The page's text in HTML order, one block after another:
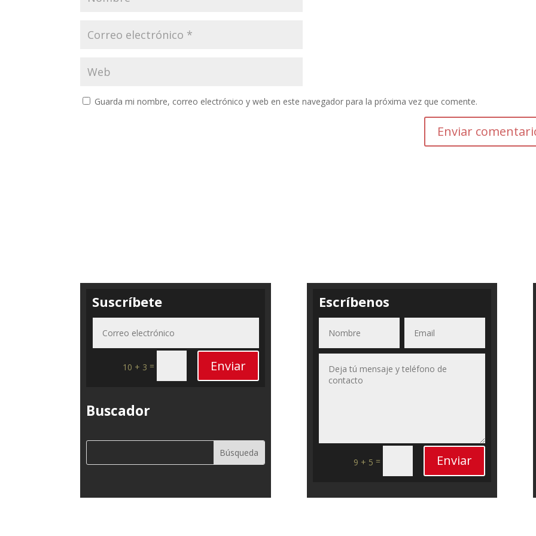
Guarda mi nombre, correo electrónico y web en este navegador para la próxima vez que comente.
Enviar
Suscríbete
10 + 3 = Enviar
Buscador
Escríbenos
9 + 5 = Enviar